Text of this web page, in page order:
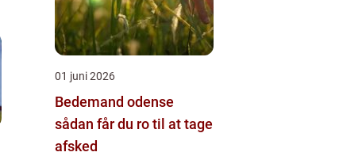
01 juni 2026
Bedemand odense
sådan får du ro til at tage
afsked